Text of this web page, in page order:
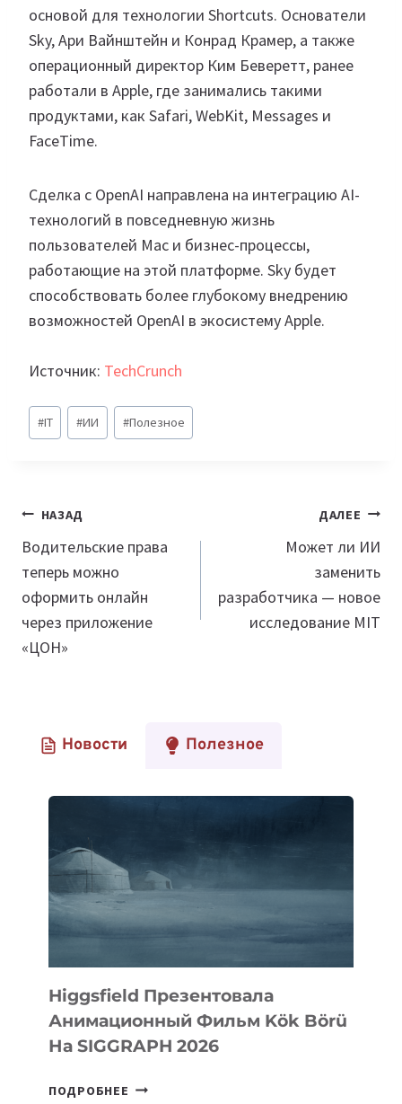
основой для технологии Shortcuts. Основатели
Sky, Ари Вайнштейн и Конрад Крамер, а также
операционный директор Ким Беверетт, ранее
работали в Apple, где занимались такими
продуктами, как Safari, WebKit, Messages и
FaceTime.
Сделка с OpenAI направлена на интеграцию AI-
технологий в повседневную жизнь
пользователей Mac и бизнес-процессы,
работающие на этой платформе. Sky будет
способствовать более глубокому внедрению
возможностей OpenAI в экосистему Apple.
Источник: TechCrunch
Метки
записи:
#IT #ИИ #Полезное
Навигация
по
записям
НАЗАД
Водительские права
теперь можно
оформить онлайн
через приложение
«ЦОН»
ДАЛЕЕ
Может ли ИИ
заменить
разработчика — новое
исследование MIT
Новости Полезное
Higgsfield Презентовала
Анимационный Фильм Kök Börü
На SIGGRAPH 2026
ПОДРОБНЕЕ HIGGSFIELD